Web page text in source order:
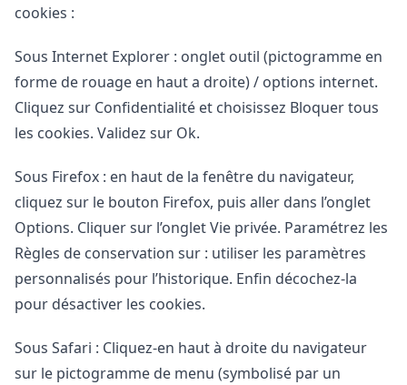
cookies :
Sous Internet Explorer : onglet outil (pictogramme en
forme de rouage en haut a droite) / options internet.
Cliquez sur Confidentialité et choisissez Bloquer tous
les cookies. Validez sur Ok.
Sous Firefox : en haut de la fenêtre du navigateur,
cliquez sur le bouton Firefox, puis aller dans l’onglet
Options. Cliquer sur l’onglet Vie privée. Paramétrez les
Règles de conservation sur : utiliser les paramètres
personnalisés pour l’historique. Enfin décochez-la
pour désactiver les cookies.
Sous Safari : Cliquez-en haut à droite du navigateur
sur le pictogramme de menu (symbolisé par un